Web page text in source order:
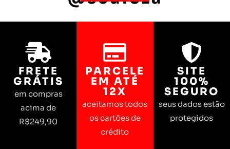
FRETE
GRÁTIS
em compras
acima de
R$249,90
PARCELE
EM ATÉ
12X
aceitamos todos
os cartões de
crédito
SITE
100%
SEGURO
seus dados estão
protegidos